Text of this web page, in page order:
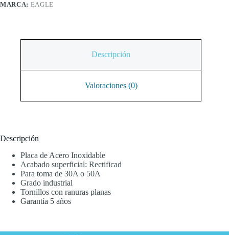
MARCA: EAGLE
Descripción
Valoraciones (0)
Descripción
Placa de Acero Inoxidable
Acabado superficial: Rectificad
Para toma de 30A o 50A
Grado industrial
Tornillos con ranuras planas
Garantía 5 años